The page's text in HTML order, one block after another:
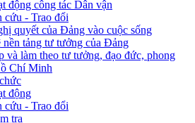
động công tác Dân vận
cứu - Trao đổi
quyết của Đảng vào cuộc sống
nền tảng tư tưởng của Đảng
và làm theo tư tưởng, đạo đức, phong
Chí Minh
động
cứu - Trao đổi
tra